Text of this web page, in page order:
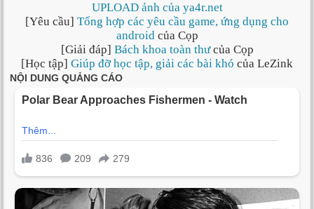
UPLOAD ảnh của ya4r.net
[Yêu cầu] Tổng hợp các yêu cầu game, ứng dụng cho
androidcủa Cọp
[Giải đáp] Bách khoa toàn thưcủa Cọp
[Học tập] Giúp đỡ học tập, giải các bài khó của LeZink